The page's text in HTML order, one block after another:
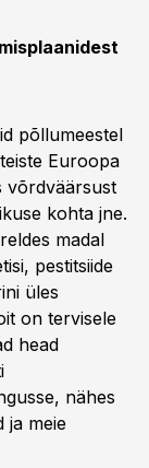
põllumeestel
Euroopa
võrdväärsust
kohta jne.
madal
pestitsiide
üles
on tervisele
head
nähes
ja meie